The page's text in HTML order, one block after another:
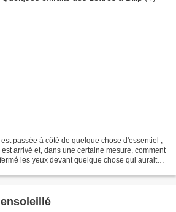
passée à côté de quelque chose d'essentiel ;
arrivé et, dans une certaine mesure, comment
les yeux devant quelque chose qui aurait